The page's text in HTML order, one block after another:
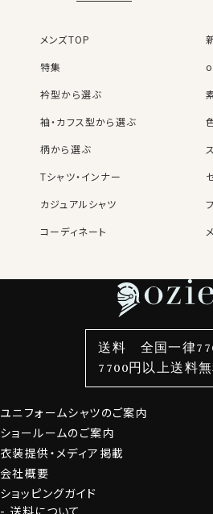
メンズTOP
特集
衿型から選ぶ
袖・カフス型から選ぶ
柄から選ぶ
Tシャツ・インナー
カジュアルシャツ
コーディネート
色から選ぶ
スタイルから選ぶ
定番シャツ
財布・名刺入れ
グローブ
ユニフォームシャツのご案内
ショールームのご案内
衣装提供・メディア掲載
会社概要
ショッピングガイド
送料について
送料 全国一律
7700円以上送料